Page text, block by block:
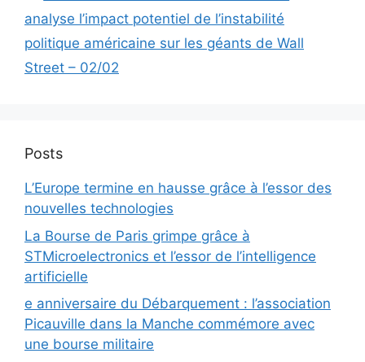
analyse l’impact potentiel de l’instabilité
politique américaine sur les géants de Wall
Street – 02/02
Posts
L’Europe termine en hausse grâce à l’essor des
nouvelles technologies
La Bourse de Paris grimpe grâce à
STMicroelectronics et l’essor de l’intelligence
artificielle
e anniversaire du Débarquement : l’association
Picauville dans la Manche commémore avec
une bourse militaire